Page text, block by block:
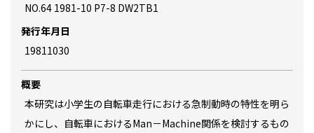
NO.64 1981-10 P7-8 DW2TB1
発行年月日
19811030
概要
本研究は小学生の自転車走行における急制動時の特性を明ら
かにし、自転車におけるMan－Machine関係を検討するもの